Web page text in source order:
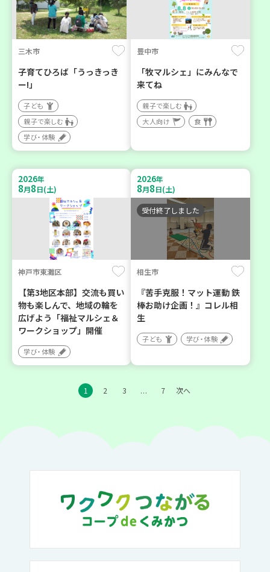
三木市
子育てひろば「うっきっき
ー!」
子ども
親子で楽しむ
学び・体験
豊中市
「牧マルシェ」にみんなで
来てね
親子で楽しむ
大人向け
食
2026年
8月8日(土)
神戸市東灘区
【第3地区本部】交流も買い
物も楽しんで、地域の輪を
広げよう「福祉マルシェ＆
ワークショップ」開催
学び・体験
2026年
8月8日(土)
受付終了しました
相生市
『苦手克服！マット運動 鉄
棒お助け企画！』コレル相
生
子ども 学び・体験
1 2 3 … 7 次へ